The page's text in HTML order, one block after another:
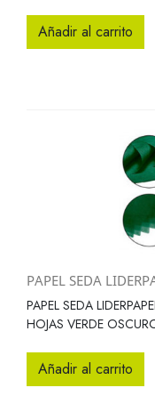
Añadir al carrito
PAPEL SEDA
PAPEL SEDA
HOJAS VERDE
Añadir al carrito